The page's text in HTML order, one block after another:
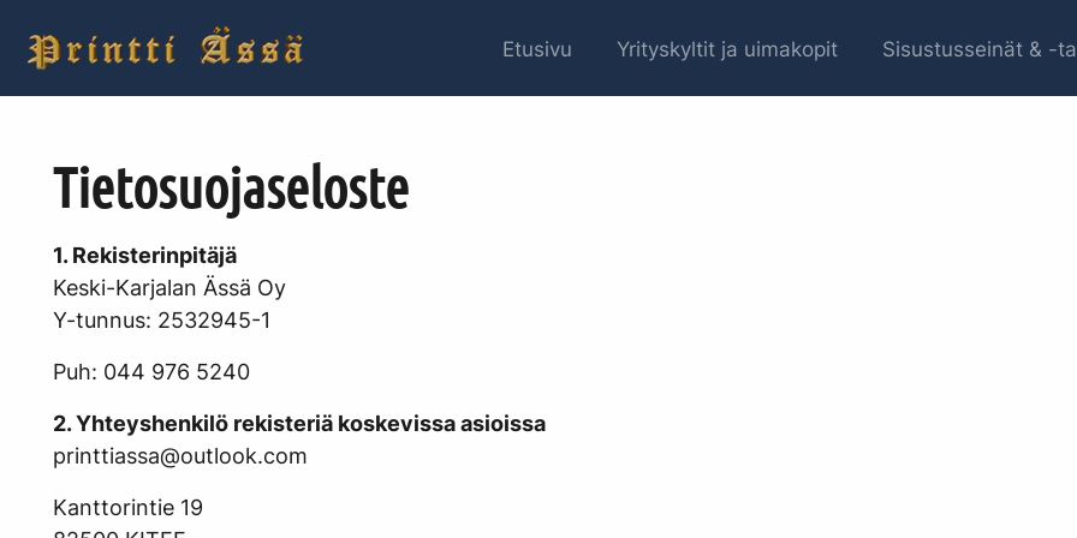
Etusivu Yrityskyltit ja uimakopit Sisustusseinät & -
Tietosuojaseloste
1. Rekisterinpitäjä
Keski-Karjalan Ässä Oy
Y-tunnus: 2532945-1
Puh: 044 976 5240
2. Yhteyshenkilö rekisteriä koskevissa asioissa
printtiassa@outlook.com
Kanttorintie 19